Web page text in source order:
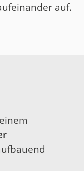
auf.